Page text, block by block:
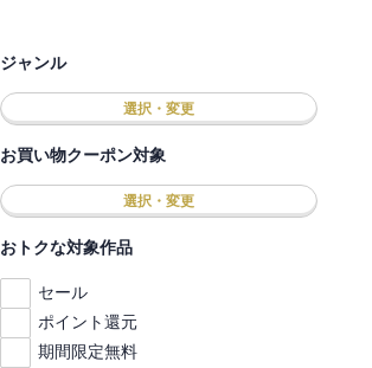
ジャンル
選択・変更
お買い物クーポン対象
選択・変更
おトクな対象作品
セール
ポイント還元
期間限定無料